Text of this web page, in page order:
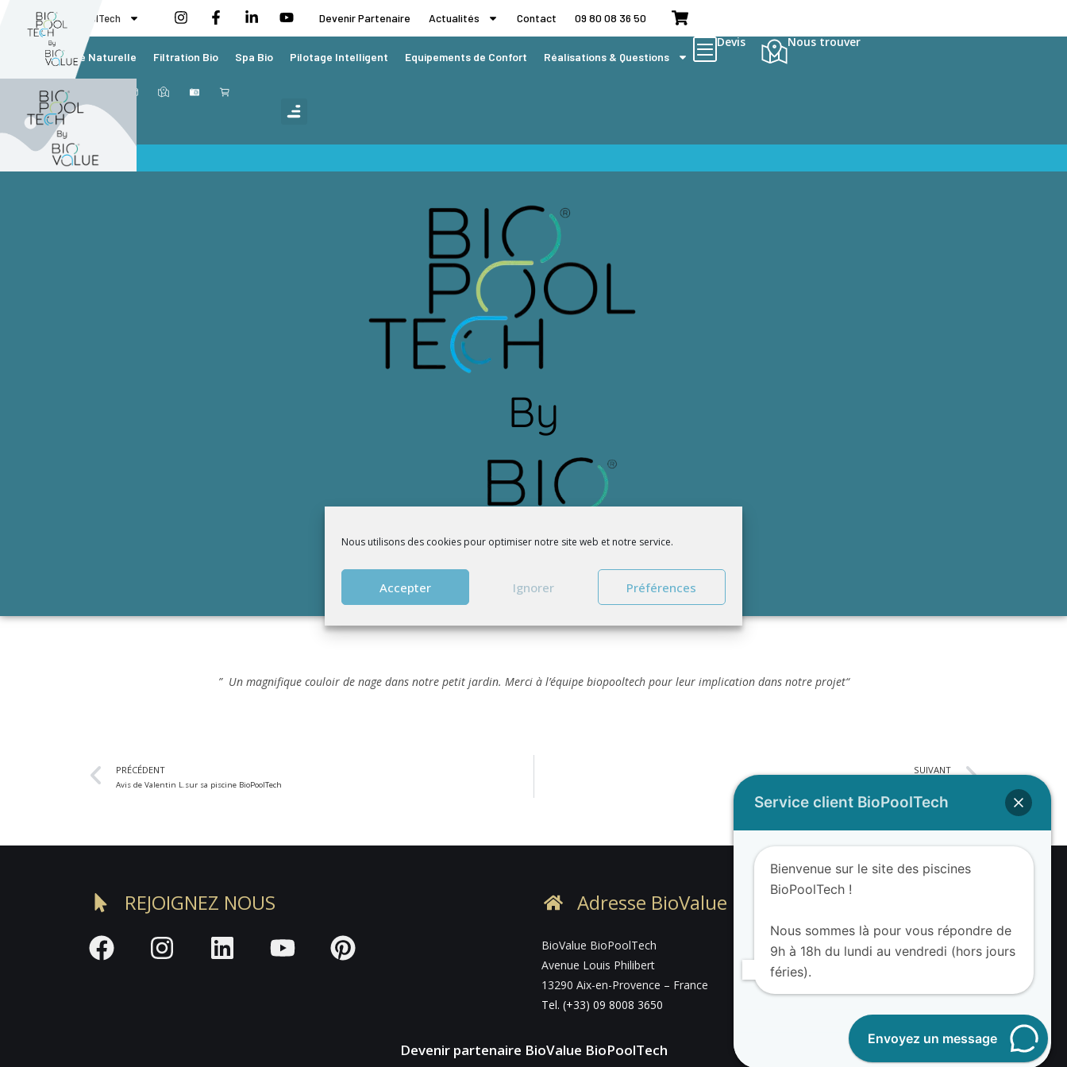
Nous utilisons des cookies pour optimiser notre site web et notre service.
Accepter Ignorer Préférences
BioValue BioPoolTech Devenir Partenaire Actualités Contact 09 80 08 36 50
Piscine Naturelle Filtration Bio Spa Bio Pilotage Intelligent Equipements de Confort Réalisations & Questions
Devis Nous trouver
” Un magnifique couloir de nage dans notre petit jardin. Merci à l’équipe biopooltech pour leur implication dans notre projet“
PRÉCÉDENT
Avis de Valentin L.sur sa piscine BioPoolTech
SUIVANT
REJOIGNEZ NOUS Adresse BioValue BioPoolTech
BioValue BioPoolTech
Avenue Louis Philibert
13290 Aix-en-Provence – France
Tel. (+33) 09 8008 3650
Devenir partenaire BioValue BioPoolTech
Service client BioPoolTech
Bienvenue sur le site des piscines
BioPoolTech !
Nous sommes là pour vous répondre de
9h à 18h du lundi au vendredi (hors jours
féries).
Envoyez un message